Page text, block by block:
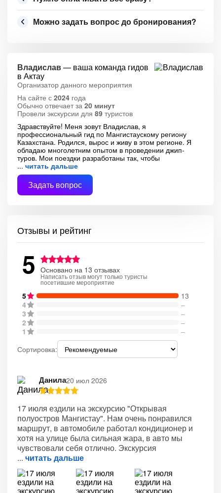
Можно задать вопрос до бронирования?
Владислав— ваша команда гидов
в Актау
Организатор данного мероприятия
На сайте с 2024 года
Обычно отвечает за 20 минут
Провели экскурсии для 89 туристов
Здравствуйте! Меня зовут Владислав, я
профессиональный гид по Мангистаускому региону
Казахстана. Родился, вырос и живу в этом регионе. Я
обладаю многолетним опытом в проведении джип-
туров. Мои поездки разработаны так, чтобы
читать дальше
Задать вопрос
Отзывы и рейтинг
5 Основано на 13 отзывах
Написать отзыв могут только туристы
посетившие мероприятие
5
13
4
–
3
–
2
–
1
–
Сортировка:
Данила20 июл 2026
17 июля ездили на экскурсию "Открывая
полуостров Мангистау". Нам очень понравился
маршрут, в автомобиле работал кондиционер и
хотя на улице была сильная жара, в авто мы
чувствовали себя отлично. Экскурсия
читать дальше